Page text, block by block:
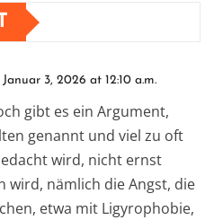
Januar 3, 2026 at 12:10 a.m.
gibt es ein Argument,
genannt und viel zu oft
wird, nicht ernst
wird, nämlich die Angst, die
etwa mit Ligyrophobie,